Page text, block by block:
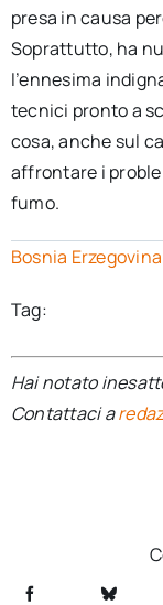
presa in causa
Soprattutto, ha
l’ennesima
tecnici pronto a
cosa, anche sul
affrontare i
fumo.
Bosnia Erzegovina
Tag:
Hai notato
Contattaci a